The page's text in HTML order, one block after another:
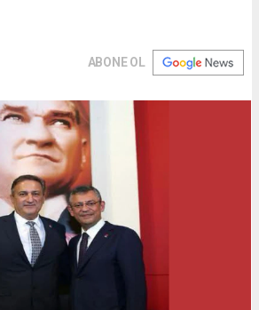
ABONE OL